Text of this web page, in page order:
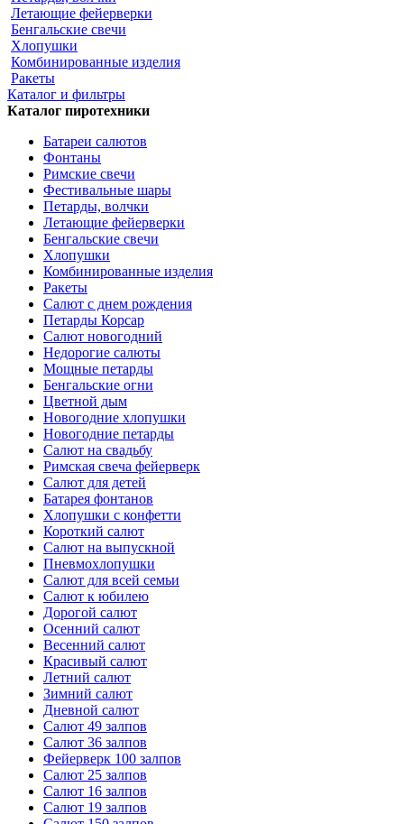
Летающие фейерверки
Бенгальские свечи
Хлопушки
Комбинированные изделия
Ракеты
Каталог и фильтры
Каталог пиротехники
Батареи салютов
Фонтаны
Римские свечи
Фестивальные шары
Петарды, волчки
Летающие фейерверки
Бенгальские свечи
Хлопушки
Комбинированные изделия
Ракеты
Салют с днем рождения
Петарды Корсар
Салют новогодний
Недорогие салюты
Мощные петарды
Бенгальские огни
Цветной дым
Новогодние хлопушки
Новогодние петарды
Салют на свадьбу
Римская свеча фейерверк
Салют для детей
Батарея фонтанов
Хлопушки с конфетти
Короткий салют
Салют на выпускной
Пневмохлопушки
Салют для всей семьи
Салют к юбилею
Дорогой салют
Осенний салют
Весенний салют
Красивый салют
Летний салют
Зимний салют
Дневной салют
Салют 49 залпов
Салют 36 залпов
Фейерверк 100 залпов
Салют 25 залпов
Салют 16 залпов
Салют 19 залпов